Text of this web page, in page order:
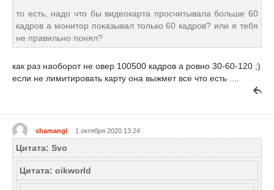
то есть, надо что бы видеокарта просчитывала больше 60
кадров а монитор показывал только 60 кадров? или я тебя
не правильно понял?
как раз наоборот не овер 100500 кадров а ровно 30-60-120 ;)
если не лимитировать карту она выжмет все что есть ....
shamangl 1 октября 2020 13:24
Цитата: Svo
Цитата: oikworld